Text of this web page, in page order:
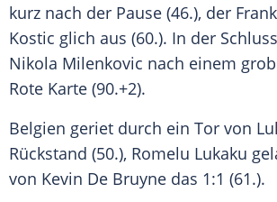
kurz nach der Pause (46.), der
Kostic glich aus (60.). In der
Nikola Milenkovic nach einem
Rote Karte (90.+2).
Belgien geriet durch ein Tor von
Rückstand (50.), Romelu Lukaku
von Kevin De Bruyne das 1:1 (61.).